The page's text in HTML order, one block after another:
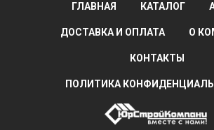
ГЛАВНАЯ КАТАЛОГ
ДОСТАВКА И ОПЛАТА О
КОНТАКТЫ
ПОЛИТИКА